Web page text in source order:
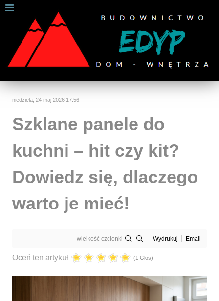
niedziela, 24 maj 2026 17:56
Szklane panele do
kuchni – hit czy kit?
Dowiedz się, dlaczego
warto je mieć!
wielkość czcionki Wydrukuj Email
Oceń ten artykuł (1 Głos)
W celu zapewnienia jak najlepszych usług online, ta
strona korzysta z plików cookies.
Jeśli korzystasz z naszej strony internetowej, wyrażasz zgodę na
używanie naszych plików cookies.Dalsze informacje
Rozumiem